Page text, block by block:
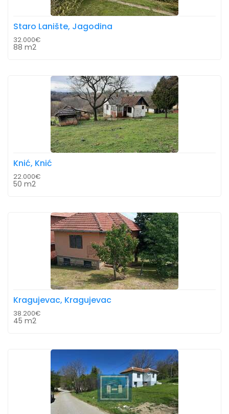
Staro Lanište, Jagodina
32.000€
88 m2
Knić, Knić
22.000€
50 m2
Kragujevac, Kragujevac
38.200€
45 m2